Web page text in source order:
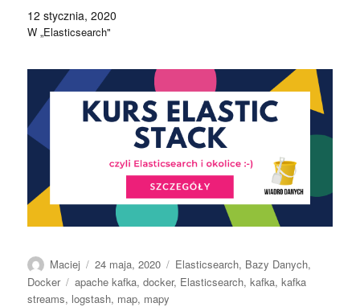
12 stycznia, 2020
W „Elasticsearch"
Autor
Maciej
Data
publikacji
24 maja, 2020 Kategorie
Elasticsearch, Bazy Danych,
Docker
Tagi
apache kafka,docker, Elasticsearch,kafka,kafka
streams, logstash, map, mapy